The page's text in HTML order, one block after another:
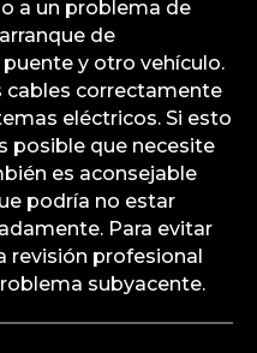
a un problema de
de
y otro vehículo.
cables correctamente
eléctricos. Si esto
posible que necesite
es aconsejable
podría no estar
Para evitar
revisión profesional
subyacente.